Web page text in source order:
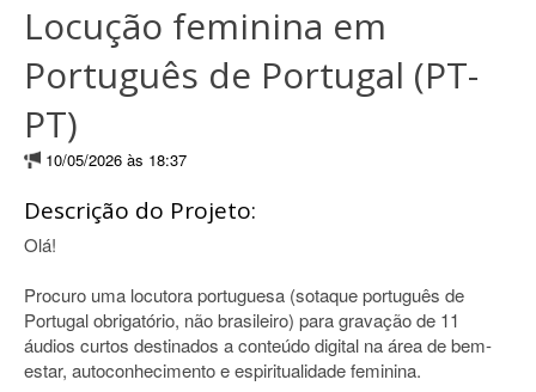
Locução feminina em
Português de Portugal (PT-
PT)
10/05/2026 às 18:37
Descrição do Projeto:
Olá!
Procuro uma locutora portuguesa (sotaque português de
Portugal obrigatório, não brasileiro) para gravação de 11
áudios curtos destinados a conteúdo digital na área de bem-
estar, autoconhecimento e espiritualidade feminina.